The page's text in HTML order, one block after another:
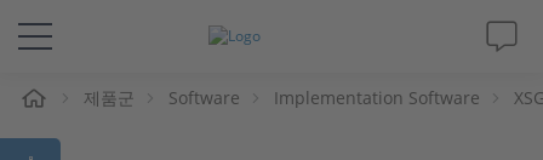
솔루션 및 제품
제품군 Software Implementation Software